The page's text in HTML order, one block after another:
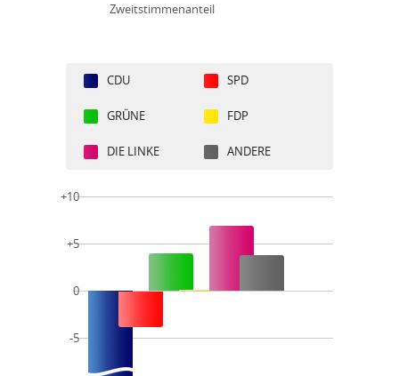
Zweitstimmenanteil
CDU SPD
GRÜNE FDP
DIE LINKE ANDERE
+10
+5
0
-5